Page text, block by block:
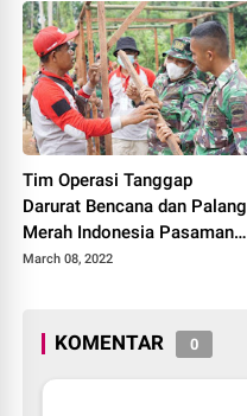
Tim Operasi Tanggap
Darurat Bencana dan Palang
Merah Indonesia Pasaman
Barat, Membangun unit
March 08, 2022
KOMENTAR 0